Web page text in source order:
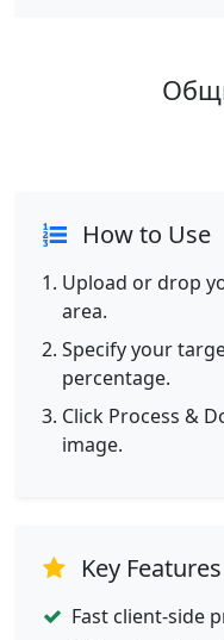
How to Use
Upload or drop
area.
Specify your
percentage.
Click Process &
image.
Key Features
Fast client-side